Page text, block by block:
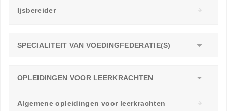
Ijsbereider
SPECIALITEIT VAN VOEDINGFEDERATIE(S)
OPLEIDINGEN VOOR LEERKRACHTEN
Algemene opleidingen voor leerkrachten